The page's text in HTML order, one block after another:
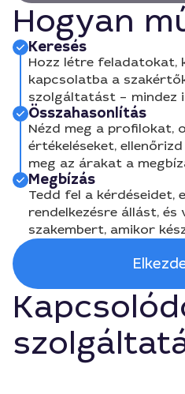
Hogyan
Keresés
Hozz létre feladatokat,
kapcsolatba a
szolgáltatást – mindez
Összahasonlítás
Nézd meg a profilokat,
értékeléseket,
meg az árakat a
Megbízás
Tedd fel a kérdéseidet,
rendelkezésre állást,
szakembert, amikor